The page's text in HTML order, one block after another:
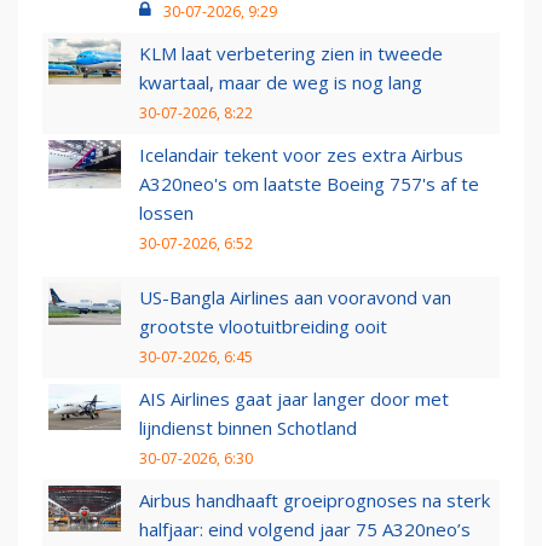
30-07-2026, 9:29
KLM laat verbetering zien in tweede
kwartaal, maar de weg is nog lang
30-07-2026, 8:22
Icelandair tekent voor zes extra Airbus
A320neo's om laatste Boeing 757's af te
lossen
30-07-2026, 6:52
US-Bangla Airlines aan vooravond van
grootste vlootuitbreiding ooit
30-07-2026, 6:45
AIS Airlines gaat jaar langer door met
lijndienst binnen Schotland
30-07-2026, 6:30
Airbus handhaaft groeiprognoses na sterk
halfjaar: eind volgend jaar 75 A320neo’s